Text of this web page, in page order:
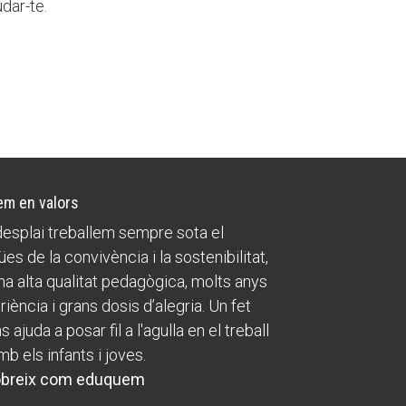
te.
en valors
treballem sempre sota el
de la convivència i la sostenibilitat,
alta qualitat pedagògica, molts anys
i grans dosis d’alegria. Un fet
ajuda a posar fil a l'agulla en el treball
els infants i joves.
com eduquem